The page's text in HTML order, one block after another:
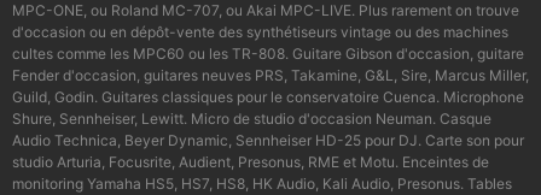
MPC-ONE, ou Roland MC-707, ou Akai MPC-LIVE. Plus rarement on trouve
d'occasion ou en dépôt-vente des synthétiseurs vintage ou des machines
cultes comme les MPC60 ou les TR-808. Guitare Gibson d'occasion, guitare
Fender d'occasion, guitares neuves PRS, Takamine, G&L, Sire, Marcus Miller,
Guild, Godin. Guitares classiques pour le conservatoire Cuenca. Microphone
Shure, Sennheiser, Lewitt. Micro de studio d'occasion Neuman. Casque
Audio Technica, Beyer Dynamic, Sennheiser HD-25 pour DJ. Carte son pour
studio Arturia, Focusrite, Audient, Presonus, RME et Motu. Enceintes de
monitoring Yamaha HS5, HS7, HS8, HK Audio, Kali Audio, Presonus. Tables